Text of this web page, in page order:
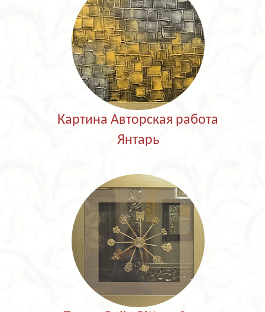
Картина Авторская работа
Янтарь